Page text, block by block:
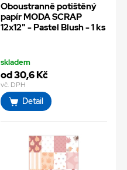
Oboustranně potištěný
papír MODA SCRAP
12x12" - Pastel Blush - 1 ks
skladem
od 30,6 Kč
vč. DPH
Detail